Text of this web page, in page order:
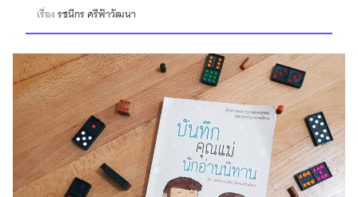
เรื่องรชนีกร ศรีฟ้าวัฒนา